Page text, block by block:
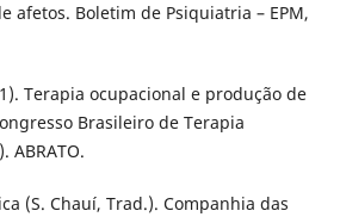
afetos. Boletim de Psiquiatria – EPM,
Terapia ocupacional e produção de
Brasileiro de Terapia
ABRATO.
(S. Chauí, Trad.). Companhia das